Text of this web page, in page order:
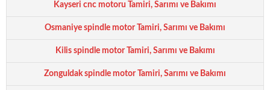
Kayseri cnc motoru Tamiri, Sarımı ve Bakımı
Osmaniye spindle motor Tamiri, Sarımı ve Bakımı
Kilis spindle motor Tamiri, Sarımı ve Bakımı
Zonguldak spindle motor Tamiri, Sarımı ve Bakımı